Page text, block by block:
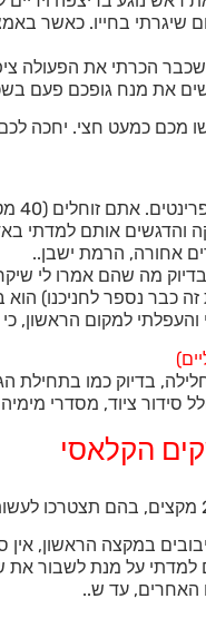
שיגרתי בחייו. כאשר
הכרתי את הפעולה
את מנח גופכם פעם
מכם כמעט חצי. יחכה
וחוזרים לנקודת ההתחלה. וכמובן לפי סדרי הגעה, צא!
והדגשים אותם למדתי
אחורה, הרמת ישבן..
בדיוק מה שהם אמרו לי
כבר נספר לחניכנו)
למקום הראשון,
חלילה, בדיוק כמו
סידור ציוד, מסדרי
הקלאסי
חניך: אז אחרי שתפרתי 18
על מנת לשבור את
האחרים, עד ש..